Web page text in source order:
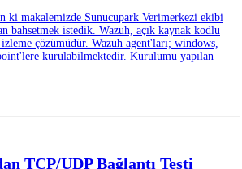
ki makalemizde Sunucupark Verimerkezi ekibi
bahsetmek istedik. Wazuh, açık kaynak kodlu
çözümüdür. Wazuh agent'ları; windows,
kurulabilmektedir. Kurulumu yapılan
TCP/UDP Bağlantı Testi